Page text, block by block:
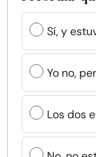
Sí, y
Yo no,
Los dos